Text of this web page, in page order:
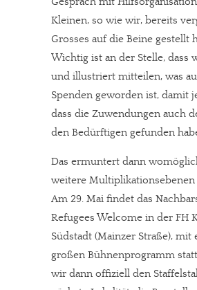
Kleinen, so wie wir, bereits
Grosses auf die Beine gestellt
Wichtig ist an der Stelle, dass
und illustriert mitteilen, was
Spenden geworden ist, damit
dass die Zuwendungen auch
den Bedürftigen gefunden
Das ermuntert dann
weitere Multiplikationsebenen
Am 29. Mai findet das
Refugees Welcome in der FH
Südstadt (Mainzer Straße), mit
großen Bühnenprogramm
wir dann offiziell den